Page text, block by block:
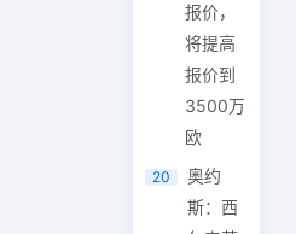
报价，
将提高
报价到
3500万
欧
20
奥约
斯：西